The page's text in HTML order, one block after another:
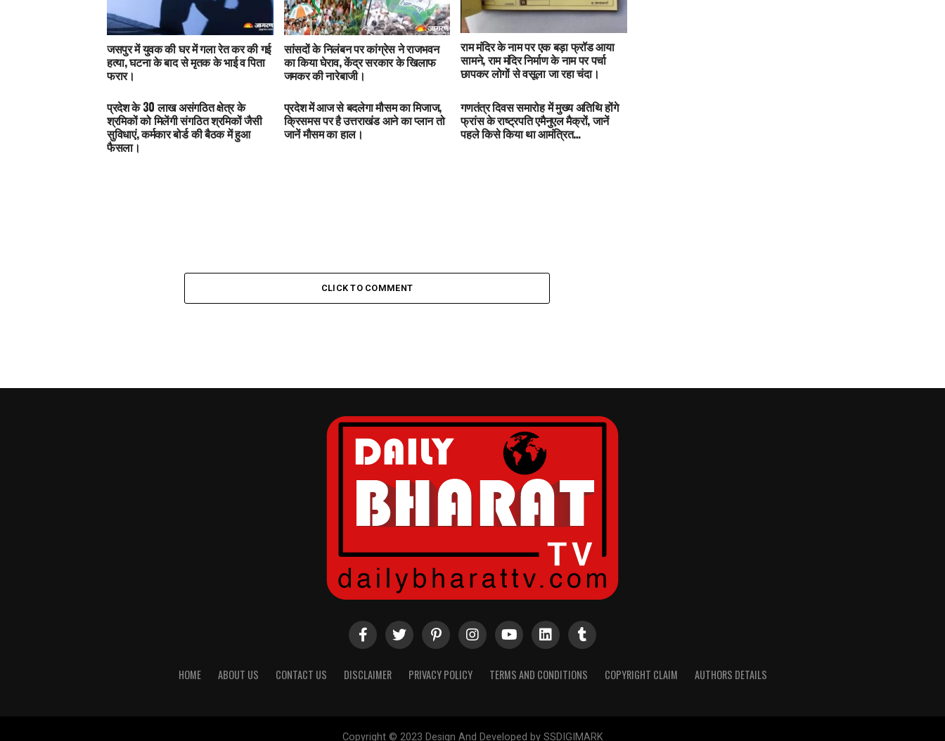
जसपुर में युवक की घर में गला रेत कर की गई
हत्या, घटना के बाद से मृतक के भाई व पिता
फरार।
सांसदों के निलंबन पर कांग्रेस ने राजभवन
का किया घेराव, केंद्र सरकार के खिलाफ
जमकर की नारेबाजी।
राम मंदिर के नाम पर एक बड़ा फ्रॉड आया
सामने, राम मंदिर निर्माण के नाम पर पर्चा
छापकर लोगों से वसूला जा रहा चंदा।
प्रदेश के 30 लाख असंगठित क्षेत्र के
श्रमिकों को मिलेंगी संगठित श्रमिकों जैसी
सुविधाएं, कर्मकार बोर्ड की बैठक में हुआ
फैसला।
प्रदेश में आज से बदलेगा मौसम का मिजाज,
क्रिसमस पर है उत्तराखंड आने का प्लान तो
जानें मौसम का हाल।
गणतंत्र दिवस समारोह में मुख्य अतिथि होंगे
फ्रांस के राष्ट्रपति एमैनुएल मैक्रों, जानें
पहले किसे किया था आमंत्रित…
CLICK TO COMMENT
HOME ABOUT US CONTACT US DISCLAIMER PRIVACY POLICY TERMS AND CONDITIONS COPYRIGHT CLAIM AUTHORS DETAILS
Copyright © 2023 Design And Developed by SSDIGIMARK